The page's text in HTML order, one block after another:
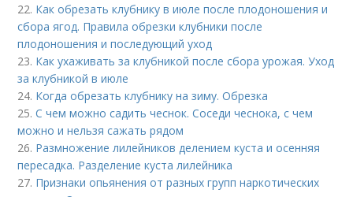
22. Как обрезать клубнику в июле после плодоношения и
сбора ягод. Правила обрезки клубники после
плодоношения и последующий уход
23. Как ухаживать за клубникой после сбора урожая. Уход
за клубникой в июле
24. Когда обрезать клубнику на зиму. Обрезка
25.С чем можно садить чеснок. Соседи чеснока, с чем
можно и нельзя сажать рядом
26. Размножение лилейников делением куста и осенняя
пересадка. Разделение куста лилейника
27. Признаки опьянения от разных групп наркотических